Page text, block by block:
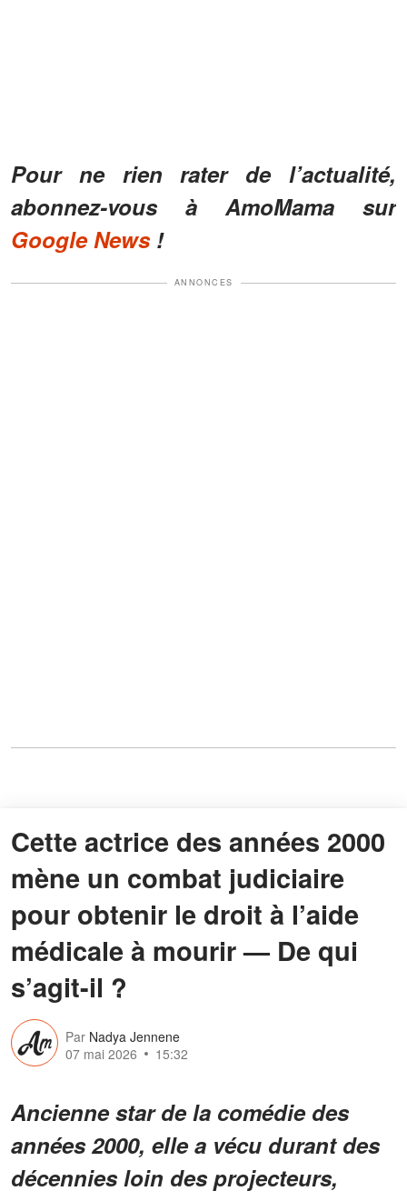
Pour ne rien rater de l’actualité,
abonnez-vous à AmoMama sur
Google News!
ANNONCES
Cette actrice des années 2000
mène un combat judiciaire
pour obtenir le droit à l’aide
médicale à mourir — De qui
s’agit-il ?
Par Nadya Jennene
07 mai 2026
15:32
Ancienne star de la comédie des
années 2000, elle a vécu durant des
décennies loin des projecteurs,